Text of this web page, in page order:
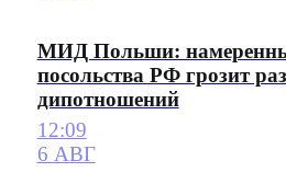
МИД Польши:
посольства РФ грозит
дипотношений
12:09
6 АВГ